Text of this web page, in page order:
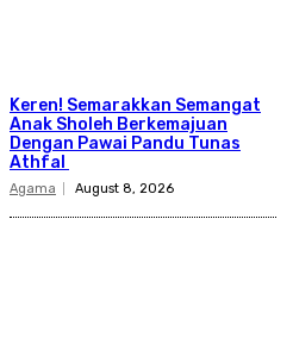
Keren! Semarakkan Semangat
Anak Sholeh Berkemajuan
Dengan Pawai Pandu Tunas
Athfal
Agama August 8, 2026